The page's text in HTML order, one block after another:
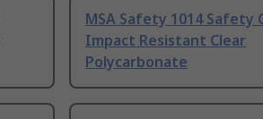
MSA Safety 1014 Safety
Impact Resistant Clear
Polycarbonate